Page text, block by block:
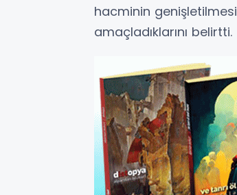
hacminin
amaçladıklarını belirtti.